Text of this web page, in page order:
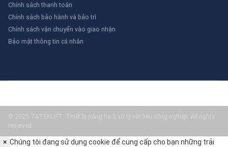
Chính sách thanh toán
Chính sách bảo hành và bảo trì
Chính sách vận chuyển vào giao nhận
Bảo mật thông tin cá nhân
© 2025 TATEKLIFT: Thiết bị nâng hạ & xử lý vật liệu công nghiệp. All rights
reserved.
× Chúng tôi đang sử dụng cookie để cung cấp cho bạn những trải